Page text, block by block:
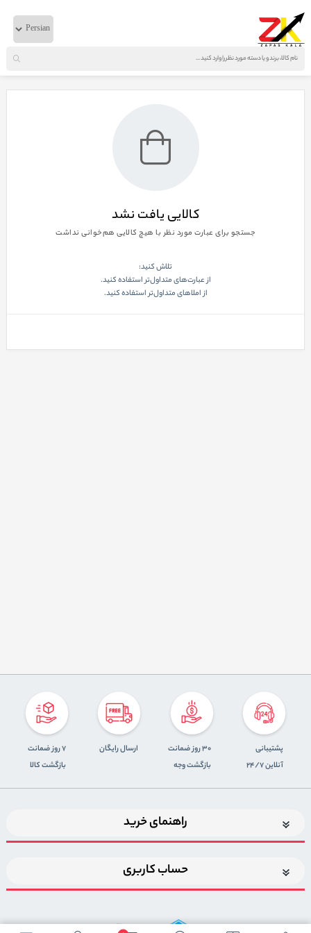
خانه لوازم بدنه ایویکو آینه راست تراكر استراليس تايوان نمایش صفحه1از
کالایی یافت نشد
جستجو برای عبارت مورد نظر با هیچ کالایی هم‌خوانی نداشت
تلاش کنید:
از عبارت‌های متداول‌تر استفاده کنید.
از املاهای متداول‌تر استفاده کنید.
پشتیبانی
آنلاین 24/7
30 روز ضمانت
بازگشت وجه
ارسال رایگان
7 روز ضمانت
بازگشت کالا
راهنمای خرید
حساب کاربری